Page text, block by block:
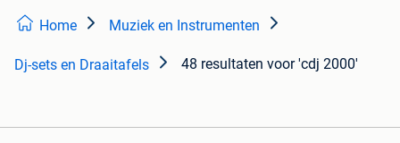
Home Muziek en Instrumenten
Dj-sets en Draaitafels 48 resultaten voor 'cdj 2000'